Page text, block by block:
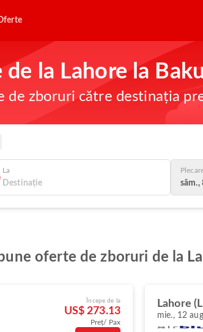
la Lahore la
de zboruri către destinația
La
sâm.,
oferte de zboruri de la
Începe de la
US$ 273.13
Preț/ Pax
Lahore
mie., 12